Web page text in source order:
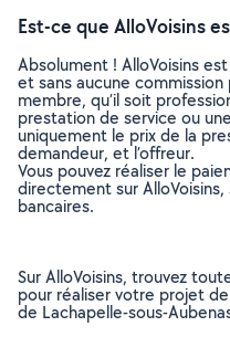
Est-ce que AlloVoisins
Absolument ! AlloVoisins
et sans aucune
membre, qu’il soit
prestation de service ou
uniquement le prix de la
demandeur, et l’offreur.
Vous pouvez réaliser le
directement sur
bancaires.
Sur AlloVoisins, trouvez
pour réaliser votre projet
de Lachapelle-sous-